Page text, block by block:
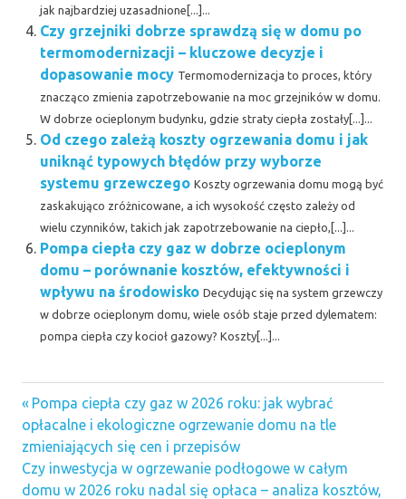
jak najbardziej uzasadnione[...]...
Czy grzejniki dobrze sprawdzą się w domu po
termomodernizacji – kluczowe decyzje i
dopasowanie mocy Termomodernizacja to proces, który
znacząco zmienia zapotrzebowanie na moc grzejników w domu.
W dobrze ocieplonym budynku, gdzie straty ciepła zostały[...]...
Od czego zależą koszty ogrzewania domu i jak
uniknąć typowych błędów przy wyborze
systemu grzewczego Koszty ogrzewania domu mogą być
zaskakująco zróżnicowane, a ich wysokość często zależy od
wielu czynników, takich jak zapotrzebowanie na ciepło,[...]...
Pompa ciepła czy gaz w dobrze ocieplonym
domu – porównanie kosztów, efektywności i
wpływu na środowisko Decydując się na system grzewczy
w dobrze ocieplonym domu, wiele osób staje przed dylematem:
pompa ciepła czy kocioł gazowy? Koszty[...]...
Nawigacja
wpisu
Previous
Post:
Pompa ciepła czy gaz w 2026 roku: jak wybrać
opłacalne i ekologiczne ogrzewanie domu na tle
zmieniających się cen i przepisów
Next
Post:
Czy inwestycja w ogrzewanie podłogowe w całym
domu w 2026 roku nadal się opłaca – analiza kosztów,